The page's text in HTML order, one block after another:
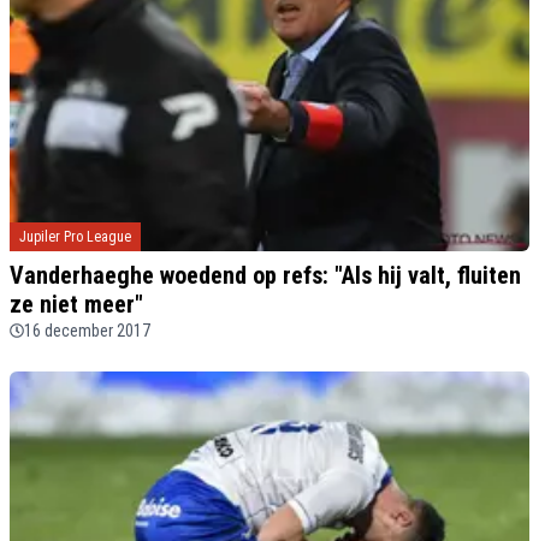
Jupiler Pro League
Vanderhaeghe woedend op refs: "Als hij valt, fluiten
ze niet meer"
16 december 2017